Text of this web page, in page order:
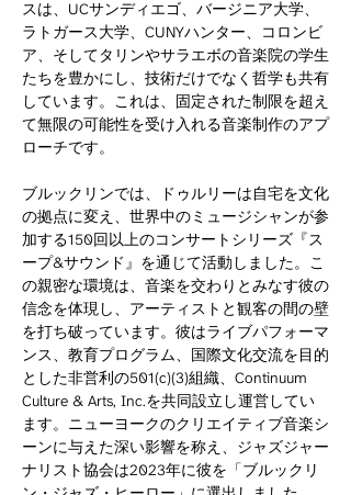
スは、UCサンディエゴ、バージニア大学、
ラトガース大学、CUNYハンター、コロンビ
ア、そしてタリンやサラエボの音楽院の学生
たちを豊かにし、技術だけでなく哲学も共有
しています。これは、固定された制限を超え
て無限の可能性を受け入れる音楽制作のアプ
ローチです。
ブルックリンでは、ドゥルリーは自宅を文化
の拠点に変え、世界中のミュージシャンが参
加する150回以上のコンサートシリーズ『ス
ープ&サウンド』を通じて活動しました。こ
の親密な環境は、音楽を交わりとみなす彼の
信念を体現し、アーティストと観客の間の壁
を打ち破っています。彼はライブパフォーマ
ンス、教育プログラム、国際文化交流を目的
とした非営利の501(c)(3)組織、Continuum
Culture & Arts, Inc.を共同設立し運営してい
ます。ニューヨークのクリエイティブ音楽シ
ーンに与えた深い影響を称え、ジャズジャー
ナリスト協会は2023年に彼を「ブルックリ